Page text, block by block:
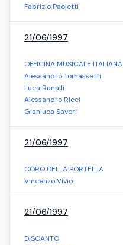
Fabrizio Paoletti
21/06/1997
OFFICINA MUSICALE ITALIANA
Alessandro Tomassetti
Luca Ranalli
Alessandro Ricci
Gianluca Saveri
21/06/1997
CORO DELLA PORTELLA
Vincenzo Vivio
21/06/1997
DISCANTO